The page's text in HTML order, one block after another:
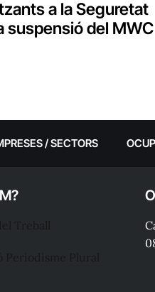
a la Seguretat
suspensió del MWC
/ SECTORS